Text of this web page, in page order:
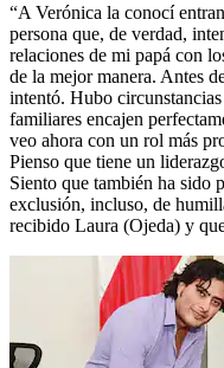
“A Verónica la conocí
persona que, de verdad,
relaciones de mi papá con
de la mejor manera. Antes
intentó. Hubo
familiares encajen
veo ahora con un rol más
Pienso que tiene un
Siento que también ha sido
exclusión, incluso, de
recibido Laura (Ojeda) y